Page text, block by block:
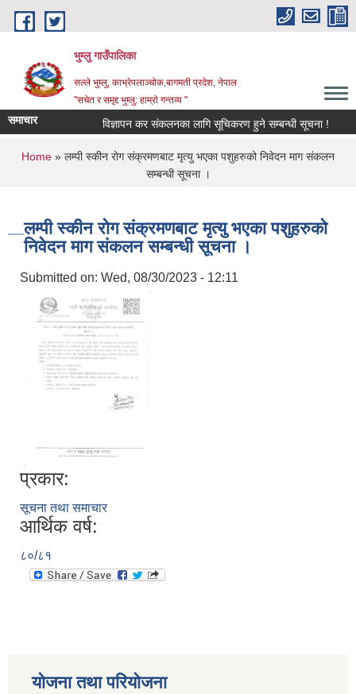
Skip to main content
भुम्लु गाउँपालिका
सल्ले भुम्लु, काभ्रेपलाञ्चोक,बागमती प्रदेश, नेपाल
"सचेत र समृद्द भुम्लु: हाम्राे गन्तव्य "
समाचार विज्ञापन कर संकलनका लागि सूचिकरण हुने सम्बन्धी सूचना !
You are here
Home » लम्पी स्कीन रोग संक्रमणबाट मृत्यु भएका पशुहरुको निवेदन माग संकलन
सम्बन्धी सूचना ।
लम्पी स्कीन रोग संक्रमणबाट मृत्यु भएका पशुहरुको
निवेदन माग संकलन सम्बन्धी सूचना ।
Submitted on: Wed, 08/30/2023 - 12:11
प्रकार:
सूचना तथा समाचार
आर्थिक वर्ष:
८०/८१
योजना तथा परियोजना